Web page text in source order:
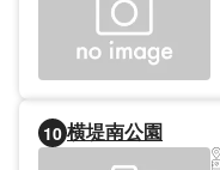
10 横堤南公園